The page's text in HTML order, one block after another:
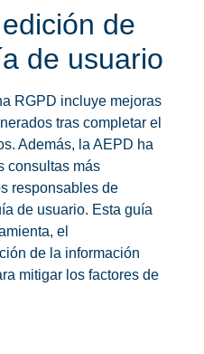
de
de usuario
RGPD incluye mejoras
tras completar el
Además, la AEPD ha
consultas más
responsables de
de usuario. Esta guía
el
de la información
mitigar los factores de